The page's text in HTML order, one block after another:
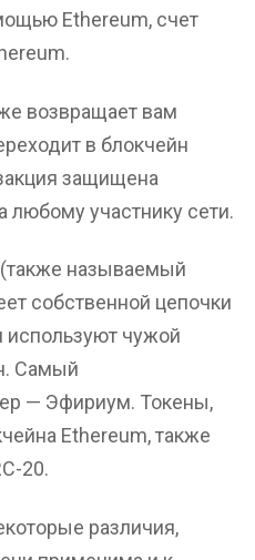
Ethereum, счет
возвращает вам
в блокчейн
защищена
участнику сети.
называемый
собственной цепочки
используют чужой
Самый
— Эфириум. Токены,
Ethereum, также
20.
различия,